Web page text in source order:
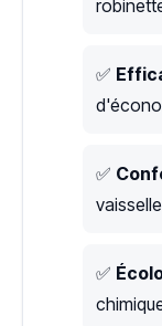
✅
✅
✅